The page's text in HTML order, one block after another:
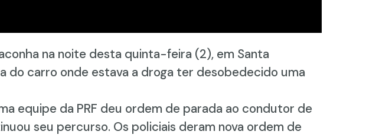
na noite desta quinta-feira (2), em Santa
do carro onde estava a droga ter desobedecido uma
equipe da PRF deu ordem de parada ao condutor de
seu percurso. Os policiais deram nova ordem de